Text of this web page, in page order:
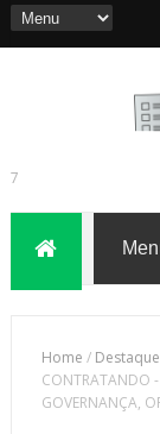
7
Home /
CONTRATANDO -
GOVERNANÇA,